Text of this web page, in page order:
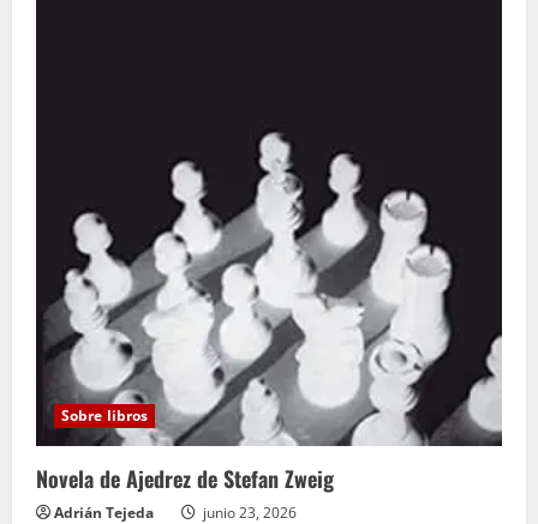
Sobre libros
Novela de Ajedrez de Stefan Zweig
Adrián Tejeda junio 23, 2026